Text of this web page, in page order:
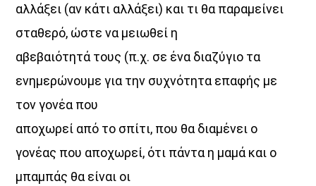
αλλάξει (αν κάτι αλλάξει) και τι θα παραμείνει
σταθερό, ώστε να μειωθεί η
αβεβαιότητά τους (π.χ. σε ένα διαζύγιο τα
ενημερώνουμε για την συχνότητα επαφής με
τον γονέα που
αποχωρεί από το σπίτι, που θα διαμένει ο
γονέας που αποχωρεί, ότι πάντα η μαμά και ο
μπαμπάς θα είναι οι